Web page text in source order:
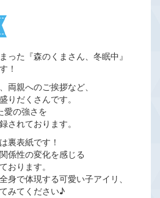
った『森のくまさん、冬眠中』
！
両親へのご挨拶など、
りだくさんです。
愛の強さを
されております。
裏表紙です！
係性の変化を感じる
おります。
身で体現する可愛い子アイリ、
みてください♪